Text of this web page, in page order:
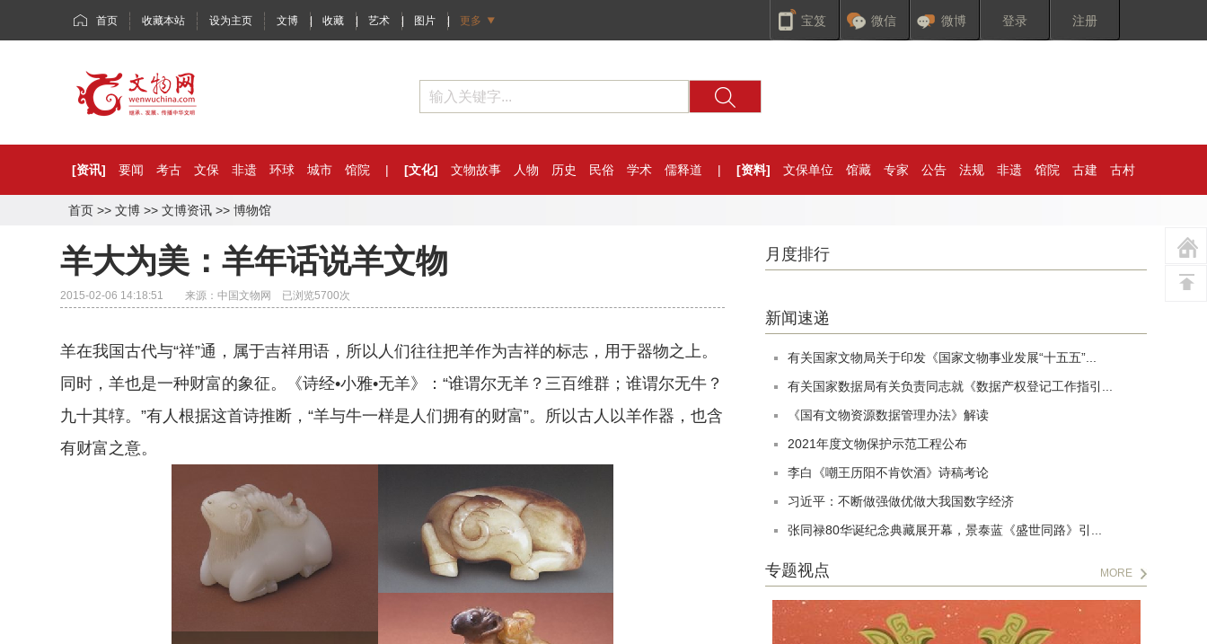
首页 收藏本站 设为主页 文博 | 收藏 | 艺术 | 图片 | 更多 宝笈 微信 微博 登录 注册
[资讯] 要闻 考古 文保 非遗 环球 城市 馆院 | [文化] 文物故事 人物 历史 民俗 学术 儒释道 | [资料] 文保单位 馆藏 专家 公告 法规 非遗 馆院 古建 古村
首页 >> 文博 >> 文博资讯 >> 博物馆
羊大为美：羊年话说羊文物
2015-02-06 14:18:51 来源：中国文物网 已浏览5700次
羊在我国古代与“祥”通，属于吉祥用语，所以人们往往把羊作为吉祥的标志，用于器物之上。
同时，羊也是一种财富的象征。《诗经•小雅•无羊》：“谁谓尔无羊？三百维群；谁谓尔无牛？
九十其犉。”有人根据这首诗推断，“羊与牛一样是人们拥有的财富”。所以古人以羊作器，也含
有财富之意。
月度排行
新闻速递
有关国家文物局关于印发《国家文物事业发展“十五五”...
有关国家数据局有关负责同志就《数据产权登记工作指引...
《国有文物资源数据管理办法》解读
2021年度文物保护示范工程公布
李白《嘲王历阳不肯饮酒》诗稿考论
习近平：不断做强做优做大我国数字经济
张同禄80华诞纪念典藏展开幕，景泰蓝《盛世同路》引...
专题视点 MORE